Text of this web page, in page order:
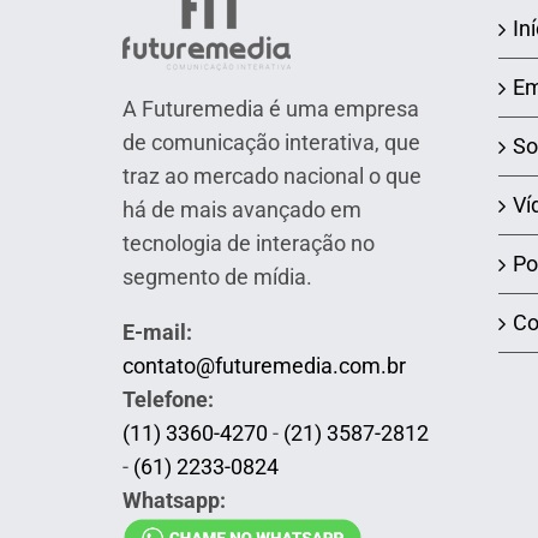
A Futuremedia é uma empresa
de comunicação interativa, que
traz ao mercado nacional o que
há de mais avançado em
tecnologia de interação no
segmento de mídia.
E-mail:
contato@futuremedia.com.br
Telefone:
(11) 3360-4270 - (21) 3587-2812
- (61) 2233-0824
Whatsapp: